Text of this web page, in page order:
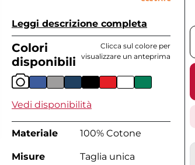
Leggi descrizione completa
Colori
disponibili
Clicca sul colore per
visualizzare un anteprima
Vedi disponibilità
Materiale 100% Cotone
Misure Taglia unica